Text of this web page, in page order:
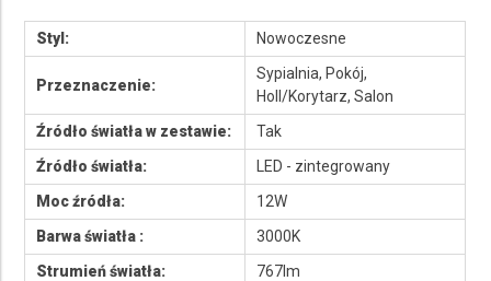
Styl: Nowoczesne
Przeznaczenie:
Sypialnia, Pokój,
Holl/Korytarz, Salon
Źródło światła w zestawie:
Tak
Źródło światła:
LED - zintegrowany
Moc źródła:
12W
Barwa światła :
3000K
Strumień światła:
767lm